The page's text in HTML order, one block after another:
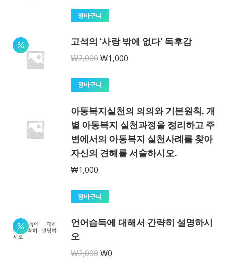
가
₩2,000.₩1,000.
장바구니
고석의 ‘사랑 밖에 없다’ 독후감
₩2,000원
가
₩2,000.
₩1,000
₩1,000.
장바구니
아동복지실천의 의의와 기본원칙, 개
별 아동복지 실천과정을 정리하고 주
변에서의 아동복지 실천사례를 찾아
자신의 견해를 서술하시오.
₩1,000
장바구니
언어습득에 대해서 간략히 설명하시
오
₩2,000원
₩0